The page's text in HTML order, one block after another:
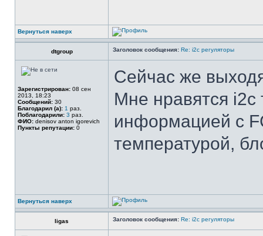
Вернуться наверх
dtgroup Заголовок сообщения: Re: i2c регуляторы
Зарегистрирован: 08 сен
2013, 18:23
Сообщений: 30
Благодарил (а): 1 раз.
Поблагодарили: 3 раз.
ФИО: denisov anton igorevich
Пункты репутации: 0
Сейчас же
Мне нравятся i2c
информацией с
температурой,
Вернуться наверх
ligas Заголовок сообщения: Re: i2c регуляторы